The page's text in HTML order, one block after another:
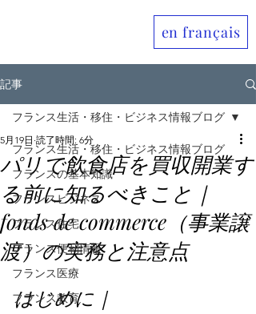
en français
記事
フランス生活・移住・ビジネス情報ブログ
フランスの基本知識
フランスビジネス
フランス住宅
フランス便利情報
フランス医療
フランス教育
フランス生活・移住・ビジネス情報ブログ
パリで飲食店を買収開業す
る前に知るべきこと｜
fonds de commerce（事業譲
渡）の実務と注意点
5月19日 読了時間: 6分
はじめに｜